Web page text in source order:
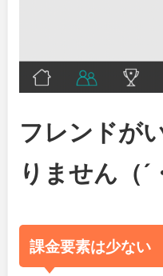
フレンドが
りません（´
課金要素は少ない